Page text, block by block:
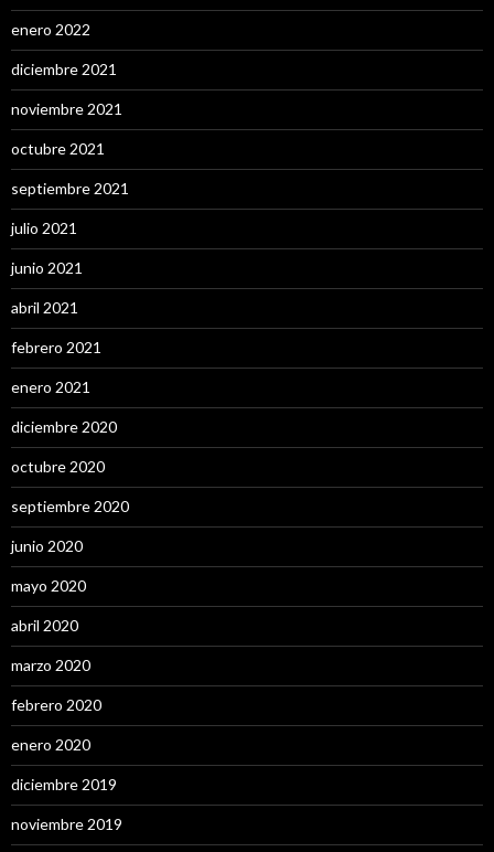
enero 2022
diciembre 2021
noviembre 2021
octubre 2021
septiembre 2021
julio 2021
junio 2021
abril 2021
febrero 2021
enero 2021
diciembre 2020
octubre 2020
septiembre 2020
junio 2020
mayo 2020
abril 2020
marzo 2020
febrero 2020
enero 2020
diciembre 2019
noviembre 2019